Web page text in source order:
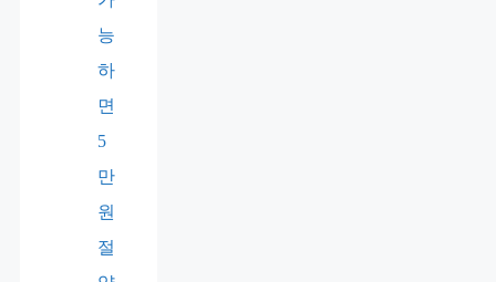
능
하
면
5
만
원
절